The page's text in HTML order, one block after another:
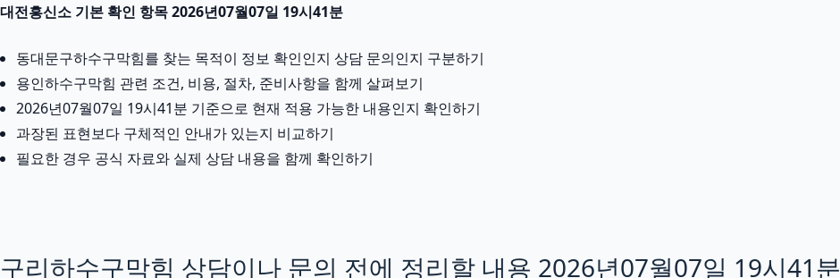
대전흥신소 기본 확인 항목 2026년07월07일 19시41분
동대문구하수구막힘를 찾는 목적이 정보 확인인지 상담 문의인지 구분하기
용인하수구막힘 관련 조건, 비용, 절차, 준비사항을 함께 살펴보기
2026년07월07일 19시41분 기준으로 현재 적용 가능한 내용인지 확인하기
과장된 표현보다 구체적인 안내가 있는지 비교하기
필요한 경우 공식 자료와 실제 상담 내용을 함께 확인하기
구리하수구막힘 상담이나 문의 전에 정리할 내용 2026년07월07일 19시41분